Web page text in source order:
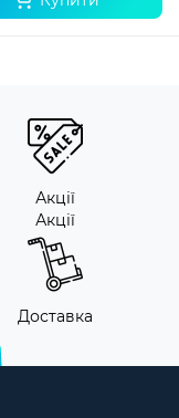
Акції
Акції
Доставка